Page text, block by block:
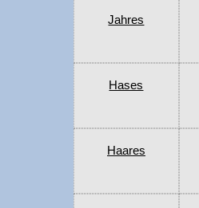
Jahres
Hases
Haares